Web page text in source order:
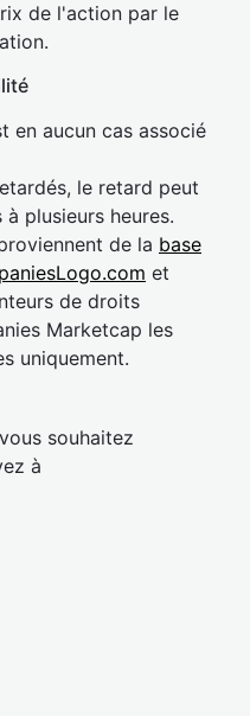
de l'action par le
en aucun cas associé
le retard peut
plusieurs heures.
de la base
et
de droits
Marketcap les
uniquement.
souhaitez
à